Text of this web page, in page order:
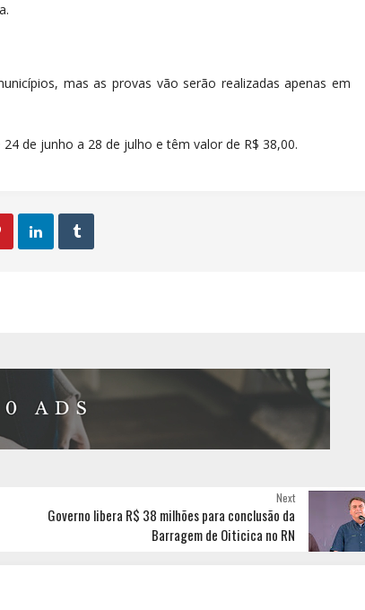
mas as provas vão serão realizadas apenas em
24 de junho a 28 de julho e têm valor de R$ 38,00.
 
Next
Governo libera R$ 38 milhões para conclusão da
Barragem de Oiticica no RN